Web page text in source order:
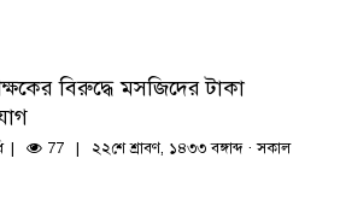
বিরুদ্ধে মসজিদের টাকা
77 ২২শে শ্রাবণ, ১৪৩৩ বঙ্গাব্দ · সকাল